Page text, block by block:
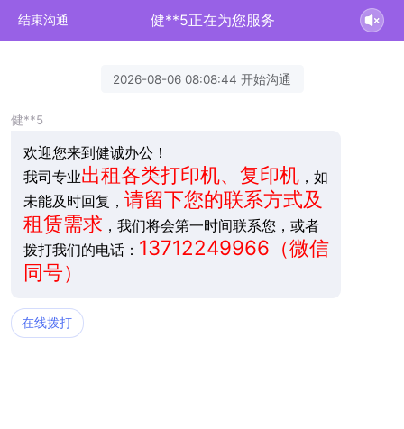
结束沟通 健**5正在为您服务
2026-08-06 08:08:44 开始沟通
健**5
欢迎您来到健诚办公！
我司专业出租各类打印机、复印机，如
未能及时回复， 请留下您的联系方式及
租赁需求 ，我们将会第一时间联系您，或者
拨打我们的电话： 13712249966（微信
同号）
在线拨打